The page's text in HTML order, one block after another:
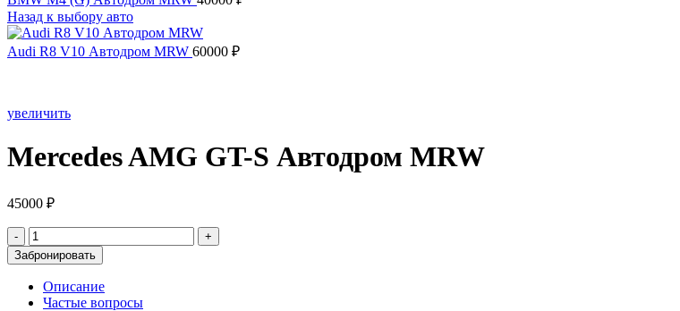
Назад к выбору авто
Audi R8 V10 Автодром MRW 60000 ₽
увеличить
Mercedes AMG GT-S Автодром MRW
45000 ₽
Количество
товара
Mercedes
AMG
GT-
Забронировать
Описание
Частые вопросы